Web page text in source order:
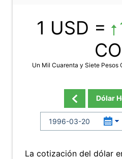
1 USD =
Un Mil Cuarenta y Siete Pesos
Dólar
La cotización del dólar